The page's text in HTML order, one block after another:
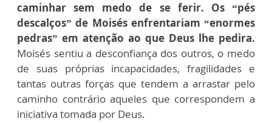
caminhar sem medo de se ferir. Os “pés
descalços” de Moisés enfrentariam “enormes
pedras” em atenção ao que Deus lhe pedira.
Moisés sentiu a desconfiança dos outros, o medo
de suas próprias incapacidades, fragilidades e
tantas outras forças que tendem a arrastar pelo
caminho contrário aqueles que correspondem a
iniciativa tomada por Deus.